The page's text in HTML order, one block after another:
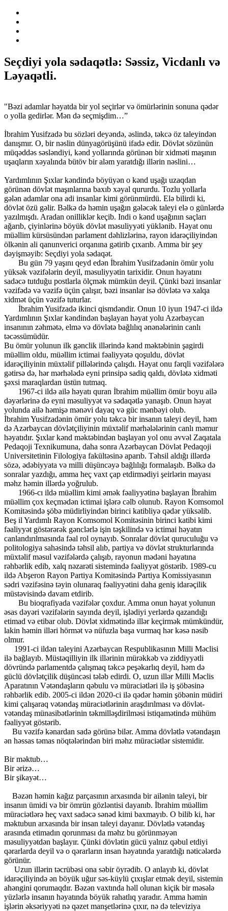
Seçdiyi yola sədaqətlə: Səssiz, Vicdanlı və
Ləyaqətli.
"Bəzi adamlar həyatda bir yol seçirlər və ömürlərinin sonuna qədər
o yolla gedirlər. Mən də seçmişdim…”
İbrahim Yusifzadə bu sözləri deyəndə, əslində, təkcə öz taleyindən
danışmır. O, bir nəslin dünyagörüşünü ifadə edir. Dövlət sözünün
müqəddəs səsləndiyi, kənd yollarında görünən bir xidməti maşının
uşaqların xəyalında bütöv bir aləm yaratdığı illərin nəslini…
Yardımlının Şıxlar kəndində böyüyən o kənd uşağı uzaqdan
görünən dövlət maşınlarına baxıb xəyal qururdu. Tozlu yollarla
gələn adamlar ona adi insanlar kimi görünmürdü. Elə bilirdi ki,
dövlət özü gəlir. Bəlkə də həmin uşağın gələcək taleyi elə o günlərdə
yazılmışdı. Aradan onilliklər keçib. Indi o kənd uşağının saçları
ağarıb, çiyinlərinə böyük dövlət məsuliyyəti yüklənib. Həyat onu
müəllim kürsüsündən parlament dəhlizlərinə, rayon idarəçiliyindən
ölkənin ali qanunverici orqanına gətirib çıxarıb. Amma bir şey
dəyişməyib: Seçdiyi yola sədaqət.
Bu gün 79 yaşını qeyd edən İbrahim Yusifzadənin ömür yolu
yüksək vəzifələrin deyil, məsuliyyətin tarixidir. Onun həyatını
sadəcə tutduğu postlarla ölçmək mümkün deyil. Çünki bəzi insanlar
vəzifədə və vəzifə üçün çalışır, bəzi insanlar isə dövlətə və xalqa
xidmət üçün vəzifə tuturlar.
İbrahim Yusifzadə ikinci qismdəndir. Onun 10 iyun 1947-ci ildə
Yardımlının Şıxlar kəndindən başlayan həyat yolu Azərbaycan
insanının zəhmətə, elmə və dövlətə bağlılıq ənənələrinin canlı
təcəssümüdür.
Bu ömür yolunun ilk gənclik illərində kənd məktəbinin şagirdi
müəllim oldu, müəllim ictimai fəaliyyətə qoşuldu, dövlət
idarəçiliyinin müxtəlif pillələrində çalışdı. Həyat onu fərqli vəzifələrə
gətirsə də, hər mərhələdə eyni prinsipə sadiq qaldı, dövlətə xidməti
şəxsi maraqlardan üstün tutmaq.
1967-ci ildə ailə həyatı quran İbrahim müəllim ömür boyu ailə
dəyərlərinə də eyni məsuliyyət və sədaqətlə yanaşıb. Onun həyat
yolunda ailə həmişə mənəvi dayaq və güc mənbəyi olub.
İbrahim Yusifzadənin ömür yolu təkcə bir insanın taleyi deyil, həm
də Azərbaycan dövlətçiliyinin müxtəlif mərhələlərinin canlı məmur
həyatıdır. Şıxlar kənd məktəbindən başlayan yol onu əvvəl Zaqatala
Pedaqoji Texnikumuna, daha sonra Azərbaycan Dövlət Pedaqoji
Universitetinin Filologiya fakültəsinə aparıb. Təhsil aldığı illərdə
sözə, ədəbiyyata və milli düşüncəyə bağlılığı formalaşıb. Bəlkə də
sonralar yazdığı, amma heç vaxt çap etdirmədiyi şeirlərin mayası
məhz həmin illərdə yoğrulub.
1966-cı ildə müəllim kimi əmək fəaliyyətinə başlayan İbrahim
müəllim çox keçmədən ictimai işlərə cəlb olunub. Rayon Komsomol
Komitəsində şöbə müdirliyindən birinci katibliyə qədər yüksəlib.
Beş il Yardımlı Rayon Komsomol Komitəsinin birinci katibi kimi
fəaliyyət göstərərək gənclərlə işin təşkilində və ictimai həyatın
canlandırılmasında fəal rol oynayıb. Sonralar dövlət quruculuğu və
politologiya sahəsində təhsil alıb, partiya və dövlət strukturlarında
müxtəlif məsul vəzifələrdə çalışıb, rayonun mədəni həyatına
rəhbərlik edib, xalq nəzarəti sistemində fəaliyyət göstərib. 1989-cu
ildə Abşeron Rayon Partiya Komitəsində Partiya Komissiyasının
sədri vəzifəsinə təyin olunaraq fəaliyyətini daha geniş idarəçilik
müstəvisində davam etdirib.
Bu bioqrafiyada vəzifələr çoxdur. Amma onun həyat yolunun
əsas dəyəri vəzifələrin sayında deyil, işlədiyi yerlərdə qazandığı
etimad və etibar olub. Dövlət xidmətində illər keçirmək mümkündür,
lakin həmin illəri hörmət və nüfuzla başa vurmaq hər kəsə nəsib
olmur.
1991-ci ildən taleyini Azərbaycan Respublikasının Milli Məclisi
ilə bağlayıb. Müstəqilliyin ilk illərinin mürəkkəb və ziddiyyətli
dövründə parlamentdə çalışmaq təkcə peşəkarlıq deyil, həm də
güclü dövlətçilik düşüncəsi tələb edirdi. O, uzun illər Milli Məclis
Aparatının Vətəndaşların qəbulu və müraciətləri ilə iş şöbəsinə
rəhbərlik edib. 2005-ci ildən 2020-ci ilə qədər həmin şöbənin müdiri
kimi çalışaraq vətəndaş müraciətlərinin araşdırılması və dövlət-
vətəndaş münasibətlərinin təkmilləşdirilməsi istiqamətində mühüm
fəaliyyət göstərib.
Bu vəzifə kənardan sadə görünə bilər. Amma dövlətlə vətəndaşın
ən həssas təmas nöqtələrindən biri məhz müraciətlər sistemidir.
Bir məktub…
Bir ərizə…
Bir şikayət…
Bəzən həmin kağız parçasının arxasında bir ailənin taleyi, bir
insanın ümidi və bir ömrün gözləntisi dayanıb. İbrahim müəllim
müraciətlərə heç vaxt sadəcə sənəd kimi baxmayıb. O bilib ki, hər
məktubun arxasında bir insan taleyi dayanır. Dövlətlə vətəndaş
arasında etimadın qorunması da məhz bu görünməyən
məsuliyyətdən başlayır. Çünki dövlətin gücü yalnız qəbul etdiyi
qərarlarda deyil və o qərarların insan həyatında yaratdığı nəticələrdə
görünür.
Uzun illərin təcrübəsi ona səbir öyrədib. O anlayıb ki, dövlət
idarəçiliyində ən böyük uğur səs-küylü çıxışlar etmək deyil, sistemin
ahəngini qorumaqdır. Bəzən vaxtında həll olunan kiçik bir məsələ
yüzlərlə insanın həyatında böyük rahatlıq yaradır. Amma həmin
işlərin əksəriyyəti nə qəzet manşetlərinə çıxır, nə də televiziya